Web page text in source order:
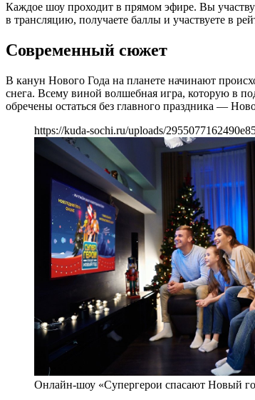
Каждое шоу проходит в прямом эфире. Вы
в трансляцию, получаете баллы и участвуете в
Современный сюжет
В канун Нового Года на планете начинают
снега. Всему виной волшебная игра, которую в
обречены остаться без главного праздника —
https://kuda-sochi.ru/uploads/
Онлайн-шоу «Супергерои спасают Новый